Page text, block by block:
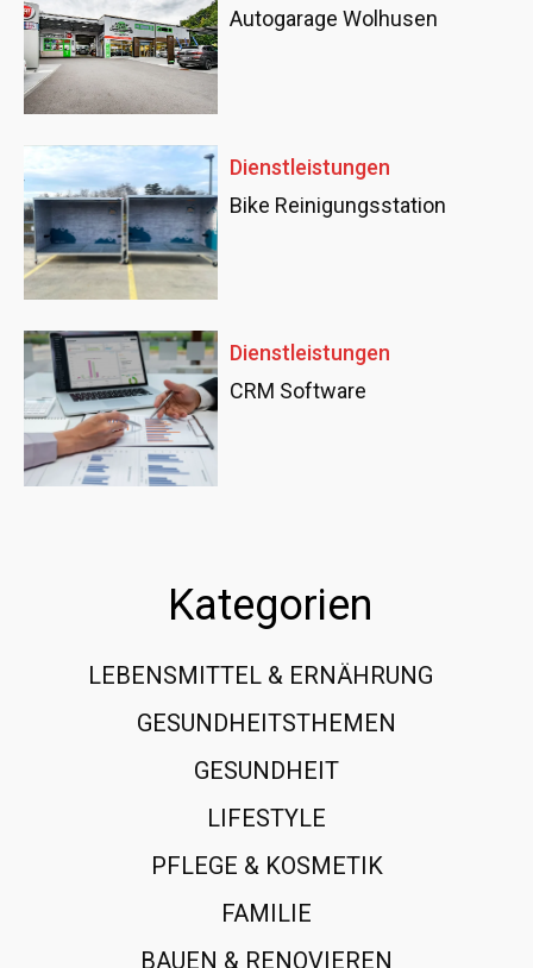
Autogarage Wolhusen
Dienstleistungen
Bike Reinigungsstation
Dienstleistungen
CRM Software
Kategorien
LEBENSMITTEL & ERNÄHRUNG
GESUNDHEITSTHEMEN
GESUNDHEIT
LIFESTYLE
PFLEGE & KOSMETIK
FAMILIE
BAUEN & RENOVIEREN